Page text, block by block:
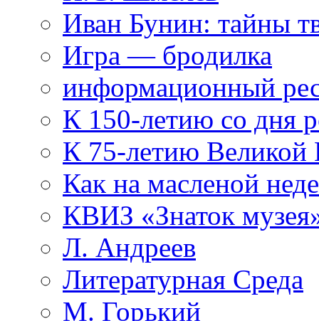
Иван Бунин: тайны
Игра — бродилка
информационный
К 150-летию со дня
К 75-летию Великой
Как на масленой
КВИЗ «Знаток
Л. Андреев
Литературная Среда
М. Горький